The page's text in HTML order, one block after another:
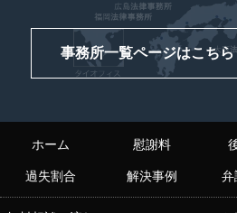
事務所一覧ページはこちら
ホーム 慰謝料
過失割合 解決事例 弁